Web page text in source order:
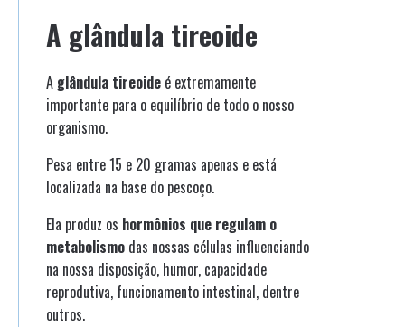
A glândula tireoide
A glândula tireoide é extremamente
importante para o equilíbrio de todo o nosso
organismo.
Pesa entre 15 e 20 gramas apenas e está
localizada na base do pescoço.
Ela produz os hormônios que regulam o
metabolismo das nossas células influenciando
na nossa disposição, humor, capacidade
reprodutiva, funcionamento intestinal, dentre
outros.